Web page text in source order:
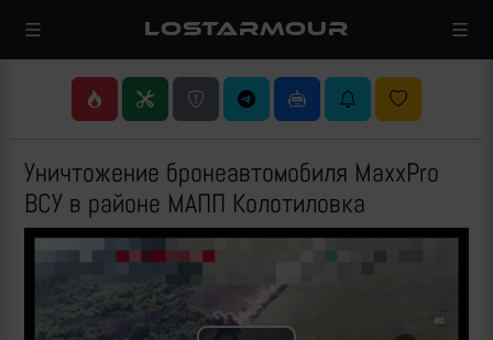
LOSTARMOUR
Уничтожение бронеавтомобиля MaxxPro
ВСУ в районе МАПП Колотиловка